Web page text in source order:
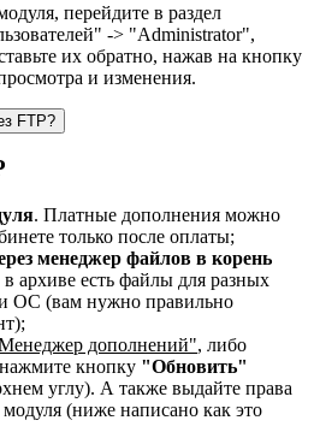
перейдите в раздел
-> "Administrator",
их обратно, нажав на кнопку
и изменения.
FTP?
. Платные дополнения можно
только после оплаты;
менеджер файлов в корень
архиве есть файлы для разных
OC (вам нужно правильно
дополнений", либо
кнопку "Обновить"
углу). А также выдайте права
(ниже написано как это